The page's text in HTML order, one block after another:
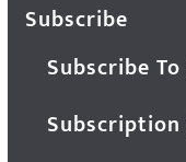
Subscribe
Subscribe